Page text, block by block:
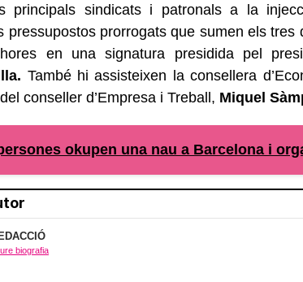
principals sindicats i patronals a la
pressupostos prorrogats que sumen els tres
en una signatura presidida pel
També hi assisteixen la consellera
conseller d’Empresa i Treball, Miquel
okupen una nau a Barcelona i
biografia